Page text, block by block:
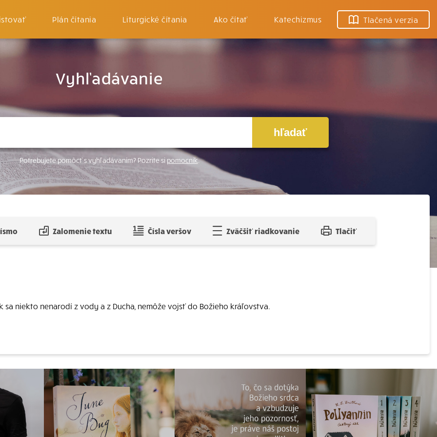
Plán čítania Liturgické čítania Ako čítať Katechizmus Tlačená verzia
Vyhľadávanie
hľadať
Potrebujete pomôcť s vyhľadávaním? Pozrite si pomocník.
Zalomenie textu Čísla veršov Zväčšiť riadkovanie Tlačiť
niekto nenarodí z vody a z Ducha, nemôže vojsť do Božieho kráľovstva.